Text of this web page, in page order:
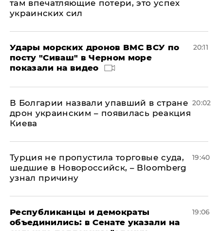
там впечатляющие потери, это успех
украинских сил
Удары морских дронов ВМС ВСУ по
посту "Сиваш" в Черном море
показали на видео
20:11
В Болгарии назвали упавший в стране
дрон украинским – появилась реакция
Киева
20:02
Турция не пропустила торговые суда,
шедшие в Новороссийск, – Bloomberg
узнал причину
19:40
Республиканцы и демократы
объединились: в Сенате указали на
19:06